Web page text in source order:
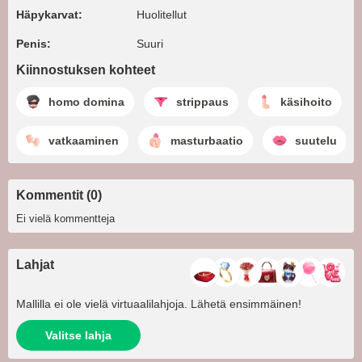
Häpykarvat: Huolitellut
Penis: Suuri
Kiinnostuksen kohteet
homo domina strippaus käsihoito
vatkaaminen masturbaatio suutelu
Kommentit (0)
Ei vielä kommentteja
Lahjat
Mallilla ei ole vielä virtuaalilahjoja. Lähetä ensimmäinen!
Valitse lahja